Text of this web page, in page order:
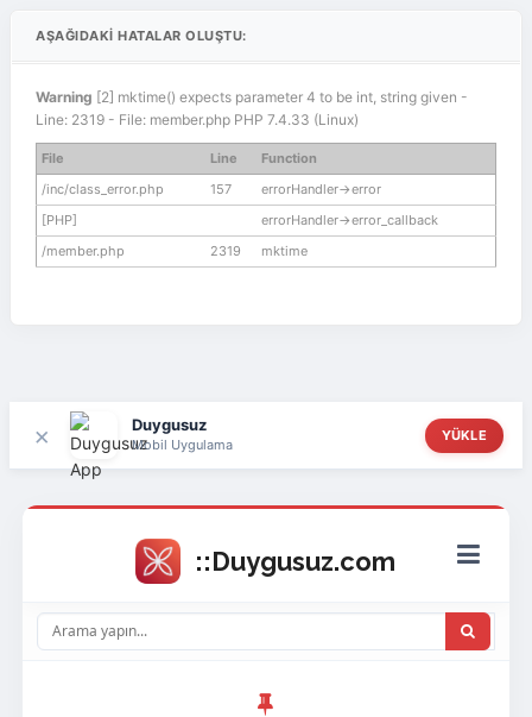
AŞAĞIDAKI HATALAR OLUŞTU:
Warning [2] mktime() expects parameter 4 to be int, string given -
Line: 2319 - File: member.php PHP 7.4.33 (Linux)
File Line
Function
/inc/class_error.php
157
errorHandler->error
[PHP]
errorHandler->error_callback
/member.php
2319 mktime
× Duygusuz
Mobil Uygulama
YÜKLE